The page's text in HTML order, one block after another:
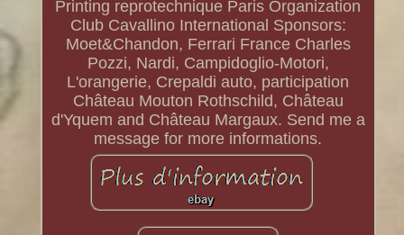
Printing reprotechnique Paris Organization
Club Cavallino International Sponsors:
Moet&Chandon, Ferrari France Charles
Pozzi, Nardi, Campidoglio-Motori,
L'orangerie, Crepaldi auto, participation
Château Mouton Rothschild, Château
d'Yquem and Château Margaux. Send me a
message for more informations.